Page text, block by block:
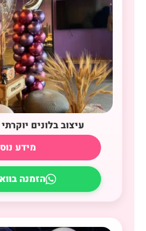
עיצוב בלונים יוקרתי
מידע
הזמנה